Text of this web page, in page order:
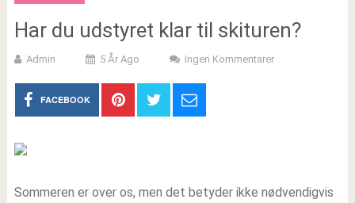
Har du udstyret klar til skituren?
Admin 5 År Ago Ingen Kommentarer
FACEBOOK
Sommeren er over os, men det betyder ikke nødvendigvis